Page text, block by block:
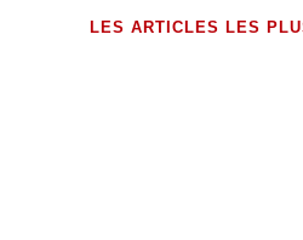
LES ARTICLES LES